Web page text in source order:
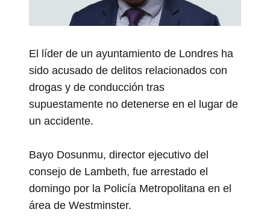
El líder de un ayuntamiento de Londres ha
sido acusado de delitos relacionados con
drogas y de conducción tras
supuestamente no detenerse en el lugar de
un accidente.
Bayo Dosunmu, director ejecutivo del
consejo de Lambeth, fue arrestado el
domingo por la Policía Metropolitana en el
área de Westminster.